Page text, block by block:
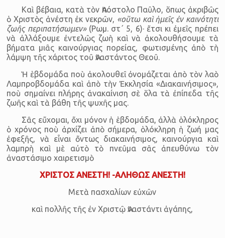
Καὶ βέβαια, κατὰ τὸν Ἀπόστολο Παῦλο, ὅπως ἀκριβῶς
ὁ Χριστὸς ἀνέστη ἐκ νεκρῶν, «οὕτω καὶ ἡμεῖς ἐν καινότητι
ζωῆς περιπατήσωμεν»(Ρωμ. στ΄ 5, 6)· ἔτσι κι ἐμεῖς πρέπει
νὰ ἀλλάξουμε ἐντελῶς ζωὴ καὶ νὰ ἀκολουθήσουμε τὰ
βήματα μιᾶς καινούργιας πορείας, φωτισμένης ἀπὸ τὴ
λάμψη τῆς χάριτος τοῦ Ἀναστάντος Θεοῦ.
Ἡ ἑβδομάδα ποὺ ἀκολουθεῖ ὀνομάζεται ἀπὸ τὸν λαὸ
Λαμπρο­βδομάδα καὶ ἀπὸ τὴν Ἐκκλησία «Διακαινήσιμος»,
ποὺ σημαίνει πλήρης ἀνακαίνιση σὲ ὅλα τὰ ἐπίπεδα τῆς
ζωῆς καὶ τὰ βάθη τῆς ψυχῆς μας.
Σᾶς εὔχομαι, ὄχι μόνον ἡ ἑβδομάδα, ἀλλὰ ὁλόκληρος
ὁ χρόνος ποὺ ἀρχίζει ἀπὸ σήμερα, ὁλόκληρη ἡ ζωή μας
ἐφεξῆς, νὰ εἶναι ὄντως διακαι­νήσιμος, καινούρ­για καὶ
λαμπρὴ καὶ μὲ αὐτὸ τὸ πνεῦμα σᾶς ἀπευθύνω τὸν
ἀναστάσιμο χαιρετισμὸ
ΧΡΙΣΤΟΣ ΑΝΕΣΤΗ! -ΑΛΗΘΩΣ ΑΝΕΣΤΗ!
Μετὰ πασχαλίων εὐχῶν
καὶ πολλῆς τῆς ἐν Χριστῷ Ἀναστάντι ἀγάπης,